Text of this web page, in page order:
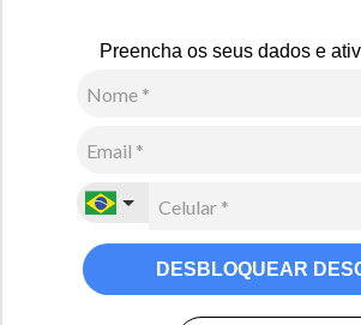
Preencha os seus dados e
DESBLOQUEAR
00
Bege